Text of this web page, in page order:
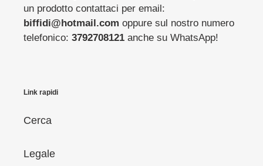
un prodotto contattaci per email:
biffidi@hotmail.com oppure sul nostro numero
telefonico: 3792708121 anche su WhatsApp!
Link rapidi
Cerca
Legale